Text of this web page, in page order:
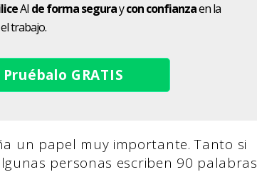
AI de forma seguraycon confianzaen la
trabajo.
Pruébalo GRATIS
un papel muy importante. Tanto si
personas escriben 90 palabras